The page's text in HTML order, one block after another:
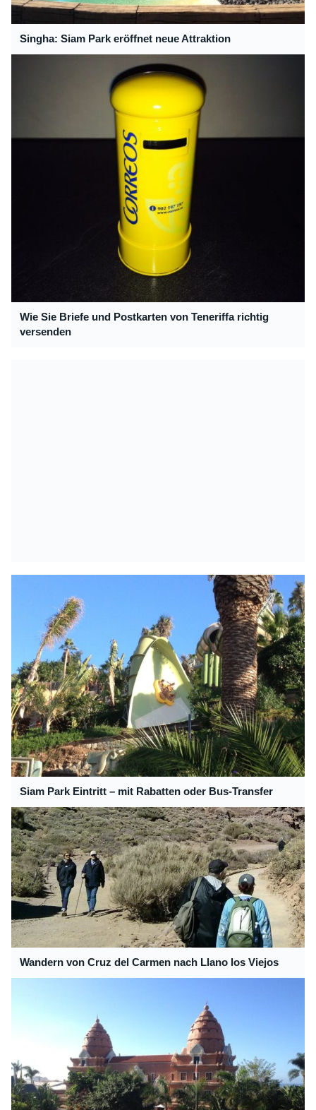
Singha: Siam Park eröffnet neue Attraktion
Wie Sie Briefe und Postkarten von Teneriffa richtig
versenden
Siam Park Eintritt – mit Rabatten oder Bus-Transfer
Wandern von Cruz del Carmen nach Llano los Viejos